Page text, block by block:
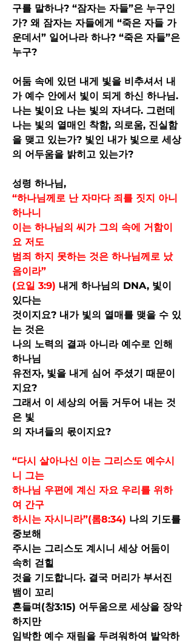
구를 말하나? “잠자는 자들”은 누구인
가? 왜 잠자는 자들에게 “죽은 자들 가
운데서” 일어나라 하나? “죽은 자들”은
누구?
어둠 속에 있던 내게 빛을 비추셔서 내
가 예수 안에서 빛이 되게 하신 하나님.
나는 빛이요 나는 빛의 자녀다. 그런데
나는 빛의 열매인 착함, 의로움, 진실함
을 맺고 있는가? 빛인 내가 빛으로 세상
의 어두움을 밝히고 있는가?
성령 하나님,
“하나님께로 난 자마다 죄를 짓지 아니
하나니
이는 하나님의 씨가 그의 속에 거함이
요 저도
범죄 하지 못하는 것은 하나님께로 났
음이라”
(요일 3:9) 내게 하나님의 DNA, 빛이
있다는
것이지요? 내가 빛의 열매를 맺을 수 있
는 것은
나의 노력의 결과 아니라 예수로 인해
하나님
유전자, 빛을 내게 심어 주셨기 때문이
지요?
그래서 이 세상의 어둠 거두어 내는 것
은 빛
의 자녀들의 몫이지요?
“다시 살아나신 이는 그리스도 예수시
니 그는
하나님 우편에 계신 자요 우리를 위하
여 간구
하시는 자시니라”(롬8:34) 나의 기도를
중보해
주시는 그리스도 계시니 세상 어둠이
속히 걷힐
것을 기도합니다. 결국 머리가 부서진
뱀이 꼬리
흔들며(창3:15) 어두움으로 세상을 장악
하지만
임박한 예수 재림을 두려워하여 발악하